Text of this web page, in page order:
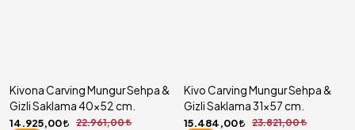
Kivona Carving Mungur Sehpa &
Gizli Saklama 40x52 cm.
14.925,00
22.961,00
Kivo Carving Mungur Sehpa &
Gizli Saklama 31x57 cm.
15.484,00
23.821,00